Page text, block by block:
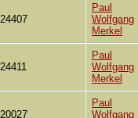
Paul
Wolfgang
Merkel
Paul
Wolfgang
Merkel
Paul
Wolfgang